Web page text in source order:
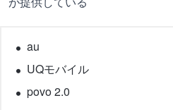
au
UQモバイル
povo 2.0